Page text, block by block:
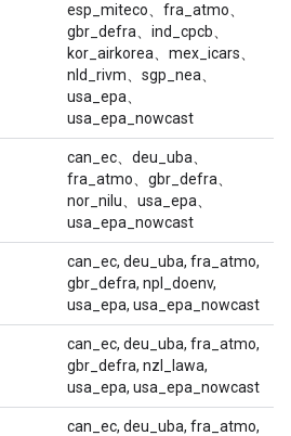
esp_miteco、fra_atmo、
gbr_defra、ind_cpcb、
kor_airkorea、mex_icars、
nld_rivm、sgp_nea、
usa_epa、
usa_epa_nowcast
can_ec、deu_uba、
fra_atmo、gbr_defra、
nor_nilu、usa_epa、
usa_epa_nowcast
can_ec, deu_uba, fra_atmo,
gbr_defra, npl_doenv,
usa_epa, usa_epa_nowcast
can_ec, deu_uba, fra_atmo,
gbr_defra, nzl_lawa,
usa_epa, usa_epa_nowcast
can_ec, deu_uba, fra_atmo,